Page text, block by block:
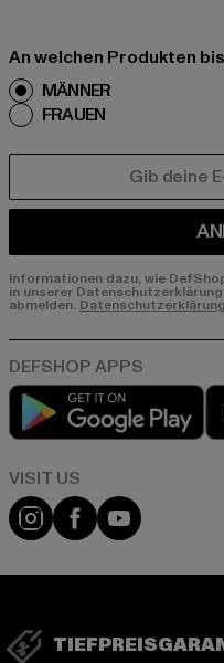
An welchen Produkten
MÄNNER
FRAUEN
Informationen dazu, wie
in unserer
abmelden.
Visit our Instagram
Visit ourVisit our